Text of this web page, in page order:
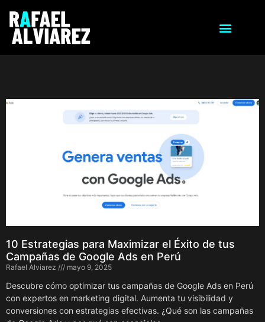
10 Estrategias para Maximizar el Éxito de tus
Campañas de Google Ads en Perú
Rafael Alviarez mayo 9, 2025
Descubre cómo optimizar tus campañas de Google Ads en Perú
con expertos en marketing digital. Aumenta tu visibilidad y
conversiones con estrategias efectivas. ¿Qué son las campañas